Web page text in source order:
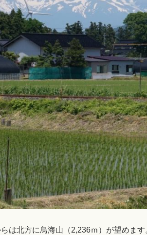
は北方に鳥海山（2,236ｍ）が望めま